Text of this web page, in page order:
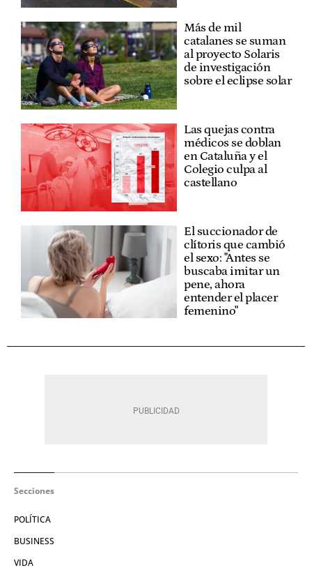
Más de mil
catalanes se suman
al proyecto Solaris
de investigación
sobre el eclipse solar
Las quejas contra
médicos se doblan
en Cataluña y el
Colegio culpa al
castellano
El succionador de
clítoris que cambió
el sexo: "Antes se
buscaba imitar un
pene, ahora
entender el placer
femenino"
Secciones
POLÍTICA
BUSINESS
VIDA